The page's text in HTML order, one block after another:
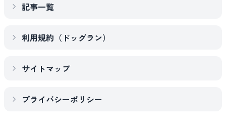
記事一覧
利用規約（ドッグラン）
サイトマップ
プライバシーポリシー